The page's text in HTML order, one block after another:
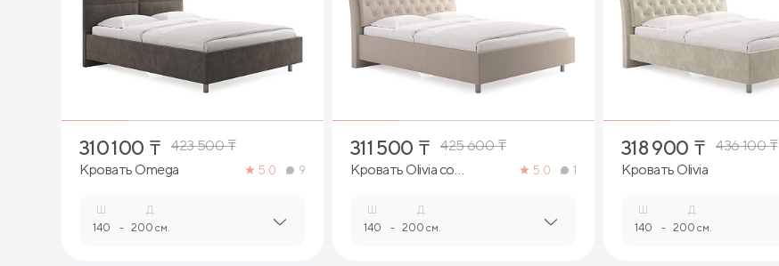
3
310 100 ₸ 423 500₸
Кровать Omega
5.0 9
Ш.
140 -
Д.
200 см.
4
311 500 ₸ 425 600₸
Кровать Olivia со
5.0 1
Ш.
140 -
Д.
200 см.
318 900 ₸ 436 100₸
Кровать Olivia
Ш.
140 -
Д.
200 см.